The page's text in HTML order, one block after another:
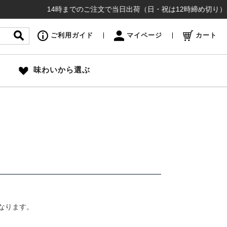
14時までのご注文で当日出荷（日・祝は12時締め切り）お
ご利用ガイド マイページ カート
味わいから選ぶ
ます。